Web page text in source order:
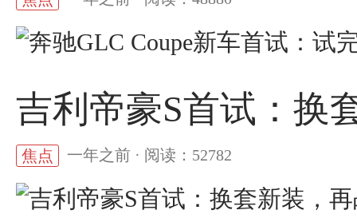
吉利帝豪S首试：换
焦点 一年之前 · 阅读：52782